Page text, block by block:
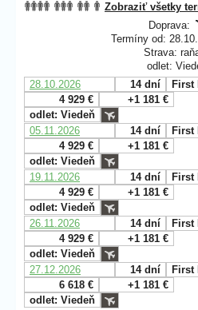
Zobraziť všetky
Doprava:
Termíny od:
Strava:
odlet:
28.10.2026
14 dní
First
4 929 €
+1 181 €
odlet: Viedeň
05.11.2026
14 dní
First
4 929 €
+1 181 €
odlet: Viedeň
19.11.2026
14 dní
First
4 929 €
+1 181 €
odlet: Viedeň
26.11.2026
14 dní
First
4 929 €
+1 181 €
odlet: Viedeň
27.12.2026
14 dní
First
6 618 €
+1 181 €
odlet: Viedeň